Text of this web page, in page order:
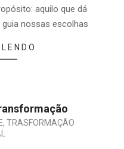
aquilo que dá
nossas escolhas
, TRASFORMAÇÃO